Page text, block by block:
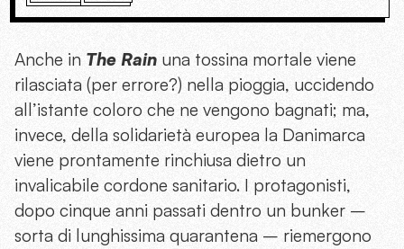
Anche in The Rain una tossina mortale viene
rilasciata (per errore?) nella pioggia, uccidendo
all’istante coloro che ne vengono bagnati; ma,
invece, della solidarietà europea la Danimarca
viene prontamente rinchiusa dietro un
invalicabile cordone sanitario. I protagonisti,
dopo cinque anni passati dentro un bunker –
sorta di lunghissima quarantena – riemergono